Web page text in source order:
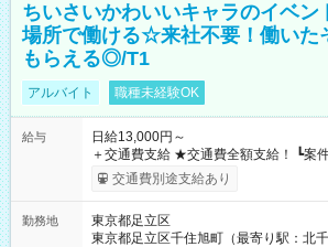
ちいさいかわいいキャラのイベン
場所で働ける☆来社不要！働いた
もらえる◎/T1
アルバイト 職種未経験OK
給与
日給13,000円～
＋交通費支給 ★交通費全額支給！ ┗案件により規定あり ★日払
いOK！（規定あり） ┗働いたその日に
ンビニATMから 日払い分を引き落とせます！ 【試用
交通費別途支給あり
勤務地
東京都足立区
東京都足立区千住旭町（最寄り駅：北千